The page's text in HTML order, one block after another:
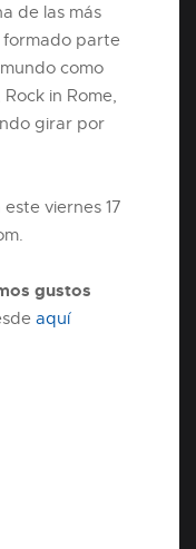
de las más
parte
como
in Rome,
girar por
viernes 17
gustos
aquí